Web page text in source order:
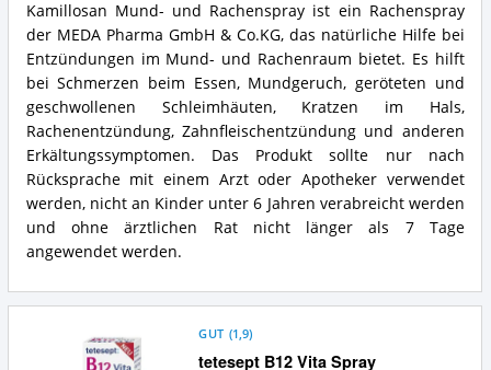
Kamillosan
Mund-
und
Rachenspray
Zusammenfassung:
Was
bietet
dieses
Halsspray?
Kamillosan Mund- und Rachenspray ist ein Rachenspray
der MEDA Pharma GmbH & Co.KG, das natürliche Hilfe bei
Entzündungen im Mund- und Rachenraum bietet. Es hilft
bei Schmerzen beim Essen, Mundgeruch, geröteten und
geschwollenen Schleimhäuten, Kratzen im Hals,
Rachenentzündung, Zahnfleischentzündung und anderen
Erkältungssymptomen. Das Produkt sollte nur nach
Rücksprache mit einem Arzt oder Apotheker verwendet
werden, nicht an Kinder unter 6 Jahren verabreicht werden
und ohne ärztlichen Rat nicht länger als 7 Tage
angewendet werden.
Vorteile:
Was
spricht
für
dieses
Halsspray?
tetesept B12 Vita Spray
GUT (1,9)